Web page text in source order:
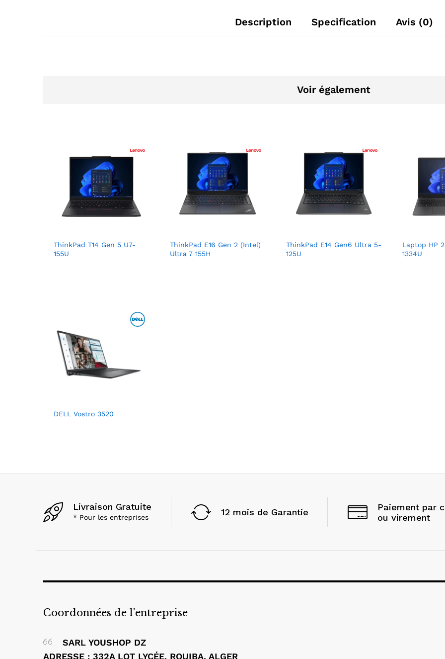
Description Specification Avis (0)
Voir également
ThinkPad T14 Gen 5 U7-
155U
ThinkPad E16 Gen 2 (Intel)
Ultra 7 155H
ThinkPad E14 Gen6 Ultra 5-
125U
Laptop HP
1334U
DELL Vostro 3520
Livraison Gratuite
* Pour les entreprises 12 mois de Garantie
Paiement par
ou virement
Coordonnées de l'entreprise
SARL YOUSHOP DZ
ADRESSE : 332A LOT LYCÉE, ROUIBA, ALGER